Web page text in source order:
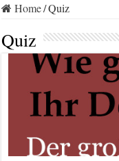
Home/Quiz
Quiz